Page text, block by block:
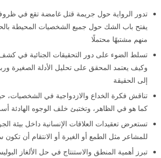
تدور الرواية حول جريمة قتل غامضة تقع في
يفتح باب الشك حول جميع الشخصيات المحيطة
منهم مشتبهًا محتملًا
تسلط الضوء على دور التحقيقات الجنائية في كشف
وكيف يعتمد المحقق على تحليل الأدلة الصغيرة
إلى الحقيقة
تناقش فكرة الخداع والازدواجية في الشخصيات،
كما هو في الظاهر، وتختبئ خلف الوجوه الهادئة
تستعرض تعقيدات العلاقات الإنسانية داخل بيئة
للمشاعر مثل الطمع أو الغيرة أو الانتقام أن تكون
تبرز أهمية المنطق والاستنتاج في حل الألغاز